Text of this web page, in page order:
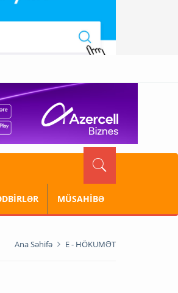
MÜSAHİBƏ
Ana Səhifə E - HÖKUMƏT